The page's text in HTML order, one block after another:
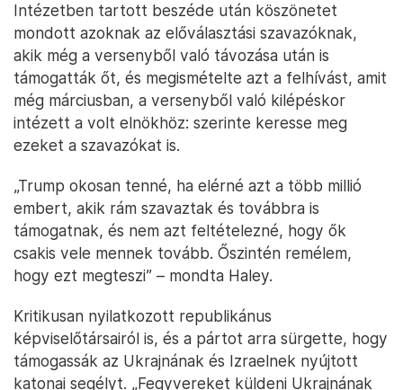
Intézetben tartott beszéde után köszönetet
mondott azoknak az előválasztási szavazóknak,
akik még a versenyből való távozása után is
támogatták őt, és megismételte azt a felhívást, amit
még márciusban, a versenyből való kilépéskor
intézett a volt elnökhöz: szerinte keresse meg
ezeket a szavazókat is.
„Trump okosan tenné, ha elérné azt a több millió
embert, akik rám szavaztak és továbbra is
támogatnak, és nem azt feltételezné, hogy ők
csakis vele mennek tovább. Őszintén remélem,
hogy ezt megteszi” – mondta Haley.
Kritikusan nyilatkozott republikánus
képviselőtársairól is, és a pártot arra sürgette, hogy
támogassák az Ukrajnának és Izraelnek nyújtott
katonai segélyt. „Fegyvereket küldeni Ukrajnának